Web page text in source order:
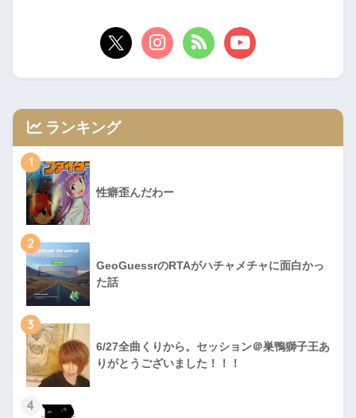
ランキング
1
性癖歪んだわー
2
GeoGuessrのRTAがハチャメチャに面白かっ
た話
3
6/27全曲くりから。セッション＠巣鴨獅子王あ
りがとうございました！！！
4